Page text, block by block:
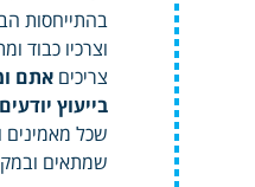
בהתייחסות
וצרכיו כבוד
צריכים אתם
בייעוץ יודעים
שכל מאמינים
שמתאים